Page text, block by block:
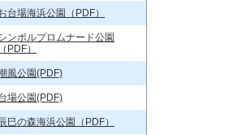
台場海浜公園（PDF）
ンボルプロムナード公園
（PDF）
風公園(PDF)
場公園(PDF)
巳の森海浜公園（PDF）